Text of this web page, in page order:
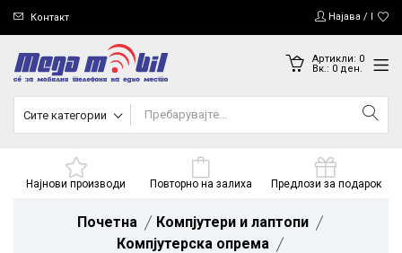
Контакт Најава /
Артикли: 0
Вк.: 0ден.
Сите категории
Најнови производи Повторно на залиха Предлози за подарок
Почетна
Компјутери и лаптопи
Компјутерска опрема